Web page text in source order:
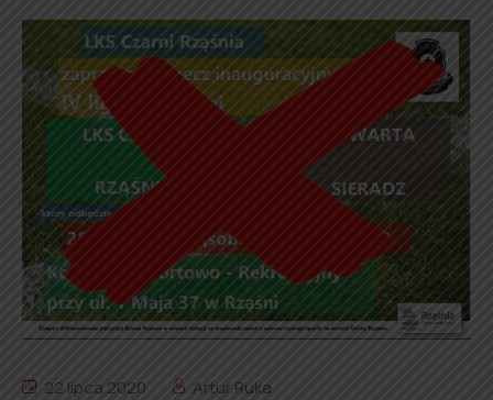
22 lipca 2020 Artur Ruka